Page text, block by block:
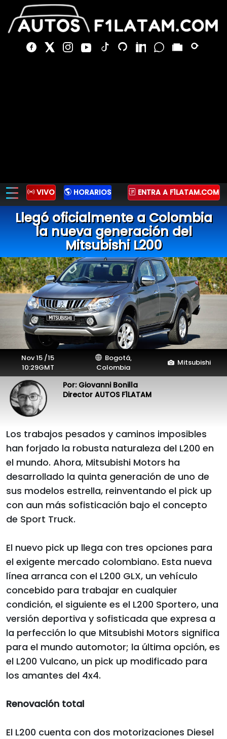
VIVO HORARIOS ENTRA A F1LATAM.COM
Llegó oficialmente a Colombia
la nueva generación del
Mitsubishi L200
Nov 15 /15
10:29GMT
Bogotá,
Colombia
Mitsubishi
Por: Giovanni Bonilla
Director AUTOS F1LATAM
Los trabajos pesados y caminos imposibles
han forjado la robusta naturaleza del L200 en
el mundo. Ahora, Mitsubishi Motors ha
desarrollado la quinta generación de uno de
sus modelos estrella, reinventando el pick up
con aun más sofisticación bajo el concepto
de Sport Truck.
El nuevo pick up llega con tres opciones para
el exigente mercado colombiano. Esta nueva
línea arranca con el L200 GLX, un vehículo
concebido para trabajar en cualquier
condición, el siguiente es el L200 Sportero, una
versión deportiva y sofisticada que expresa a
la perfección lo que Mitsubishi Motors significa
para el mundo automotor; la última opción, es
el L200 Vulcano, un pick up modificado para
los amantes del 4x4.
Renovación total
El L200 cuenta con dos motorizaciones Diesel